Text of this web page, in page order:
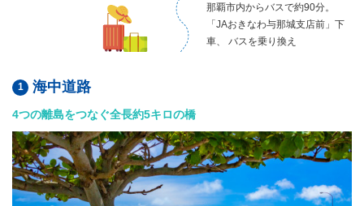
那覇市内からバスで約90分。
「JAおきなわ与那城支店前」下
車、 バスを乗り換え
海中道路
4つの離島をつなぐ全長約5キロの橋